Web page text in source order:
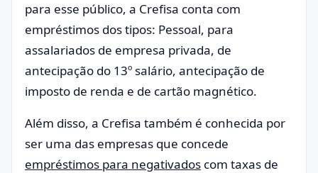
para esse público, a Crefisa conta com
empréstimos dos tipos: Pessoal, para
assalariados de empresa privada, de
antecipação do 13º salário, antecipação de
imposto de renda e de cartão magnético.
Além disso, a Crefisa também é conhecida por
ser uma das empresas que concede
empréstimos para negativados com taxas de